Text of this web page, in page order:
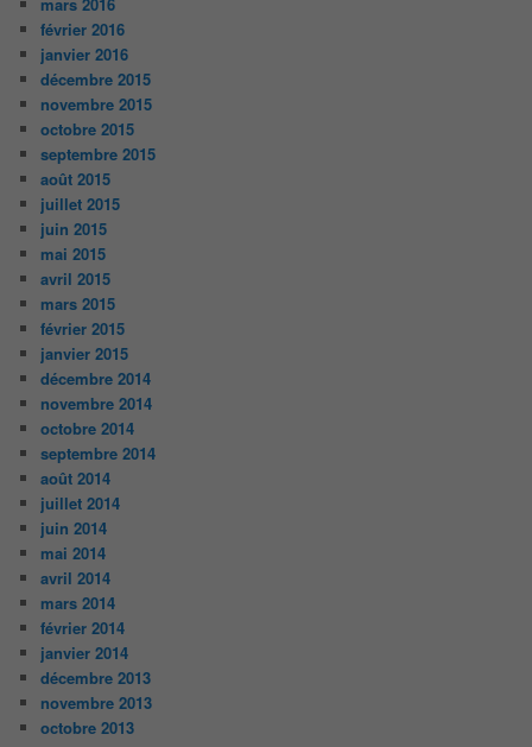
février 2016
janvier 2016
décembre 2015
novembre 2015
octobre 2015
septembre 2015
août 2015
juillet 2015
juin 2015
mai 2015
avril 2015
mars 2015
février 2015
janvier 2015
décembre 2014
novembre 2014
octobre 2014
septembre 2014
août 2014
juillet 2014
juin 2014
mai 2014
avril 2014
mars 2014
février 2014
janvier 2014
décembre 2013
novembre 2013
octobre 2013